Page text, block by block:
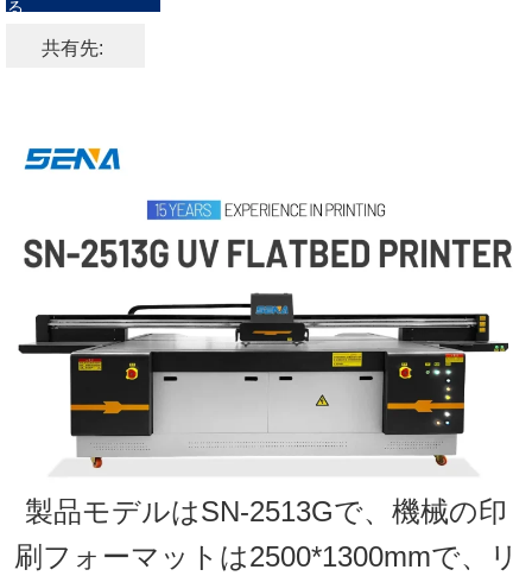
る
共有先:
製品モデルはSN-2513Gで、機械の印
刷フォーマットは2500*1300mmで、リ